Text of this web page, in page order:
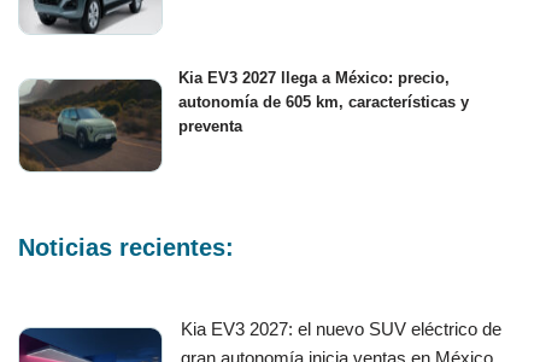
Kia EV3 2027 llega a México: precio,
autonomía de 605 km, características y
preventa
Noticias recientes:
Kia EV3 2027: el nuevo SUV eléctrico de